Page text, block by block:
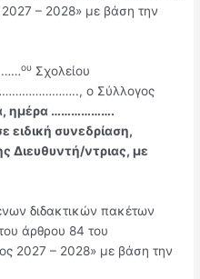
– 2028» με βάση την
……ου Σχολείου
ο Σύλλογος
ημέρα ……………….
ειδική συνεδρίαση,
Διευθυντή/ντριας, με
διδακτικών πακέτων
άρθρου 84 του
2027 – 2028» με βάση την